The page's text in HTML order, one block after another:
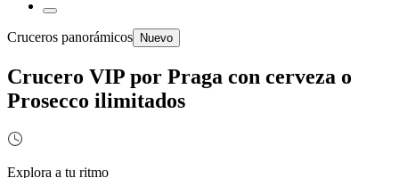
Cruceros panorámicos Nuevo
Crucero VIP por Praga con cerveza o
Prosecco ilimitados
Explora a tu ritmo